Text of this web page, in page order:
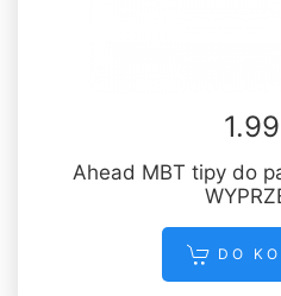
Ahead MBT tipy do
DO